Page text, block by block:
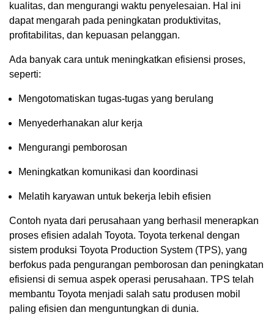
kualitas, dan mengurangi waktu penyelesaian. Hal ini
dapat mengarah pada peningkatan produktivitas,
profitabilitas, dan kepuasan pelanggan.
Ada banyak cara untuk meningkatkan efisiensi proses,
seperti:
Mengotomatiskan tugas-tugas yang berulang
Menyederhanakan alur kerja
Mengurangi pemborosan
Meningkatkan komunikasi dan koordinasi
Melatih karyawan untuk bekerja lebih efisien
Contoh nyata dari perusahaan yang berhasil menerapkan
proses efisien adalah Toyota. Toyota terkenal dengan
sistem produksi Toyota Production System (TPS), yang
berfokus pada pengurangan pemborosan dan peningkatan
efisiensi di semua aspek operasi perusahaan. TPS telah
membantu Toyota menjadi salah satu produsen mobil
paling efisien dan menguntungkan di dunia.